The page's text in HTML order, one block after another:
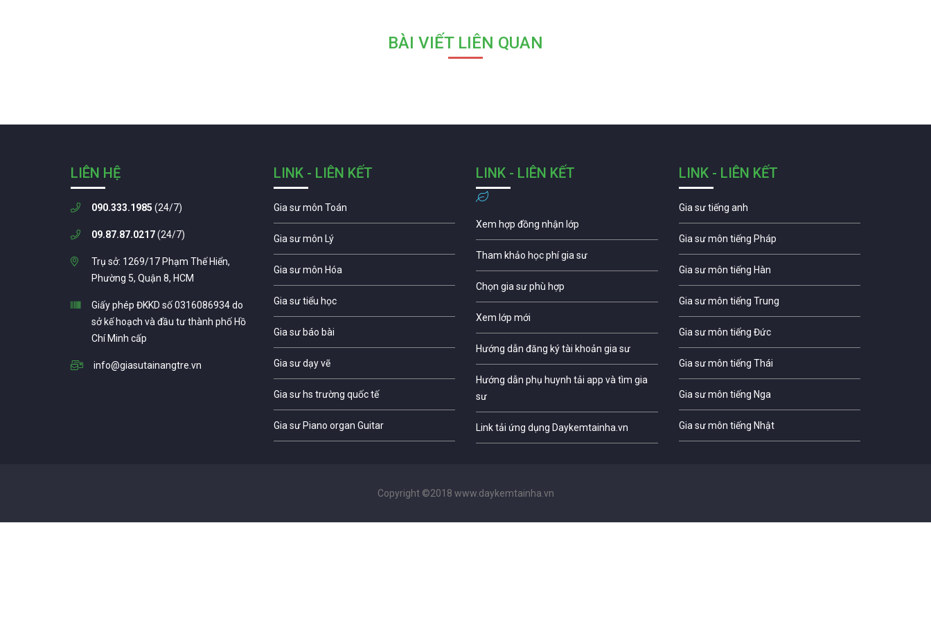
BÀI VIẾT LIÊN QUAN
LIÊN HỆ
090.333.1985 (24/7)
09.87.87.0217(24/7)
Trụ sở: 1269/17 Phạm Thế Hiển,
Phường 5, Quận 8, HCM
Giấy phép ĐKKD số 0316086934 do
sở kế hoạch và đầu tư thành phố Hồ
Chí Minh cấp
info@giasutainangtre.vn
LINK - LIÊN KẾT
Gia sư môn Toán
Gia sư môn Lý
Gia sư môn Hóa
Gia sư tiểu học
Gia sư báo bài
Gia sư dạy vẽ
Gia sư hs trường quốc tế
Gia sư Piano organ Guitar
LINK - LIÊN KẾT
Xem hợp đồng nhận lớp
Tham khảo học phí gia sư
Chọn gia sư phù hợp
Xem lớp mới
Hướng dẫn đăng ký tài khoản gia sư
Hướng dẫn phụ huynh tải app và tìm gia
sư
Link tải ứng dụng Daykemtainha.vn
LINK - LIÊN KẾT
Gia sư tiếng anh
Gia sư môn tiếng Pháp
Gia sư môn tiếng Hàn
Gia sư môn tiếng Trung
Gia sư môn tiếng Đức
Gia sư môn tiếng Thái
Gia sư môn tiếng Nga
Gia sư môn tiếng Nhật
Copyright ©2018 www.daykemtainha.vn